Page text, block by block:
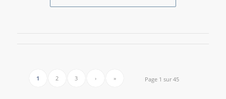
Page 1 sur 45
1 2 3 › »